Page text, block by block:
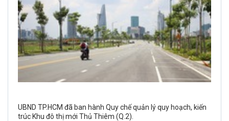
UBND TP.HCM đã ban hành Quy chế quản lý quy hoạch, kiến
trúc Khu đô thị mới Thủ Thiêm (Q.2).